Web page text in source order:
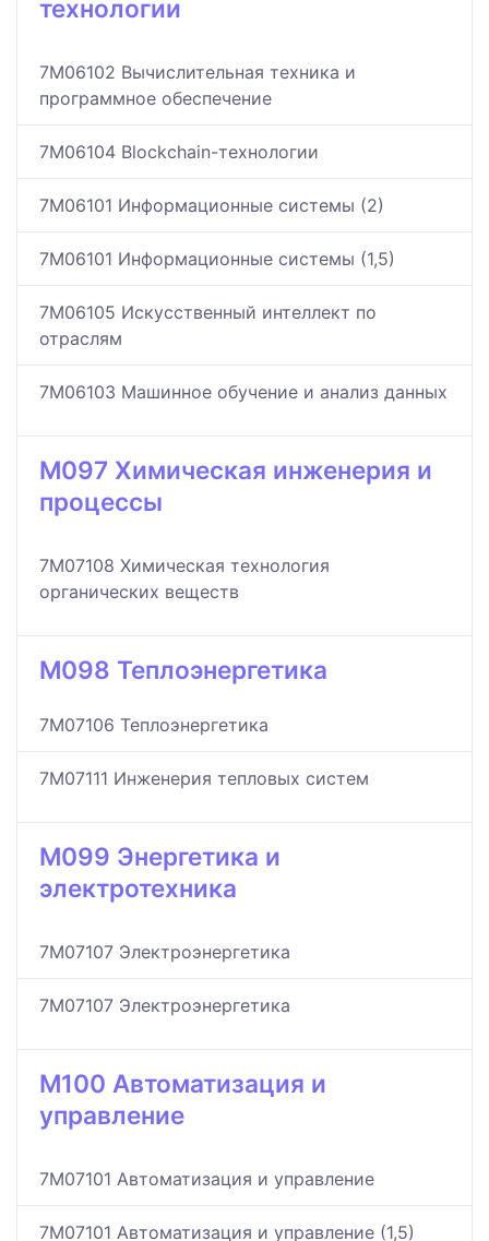
технологии
7M06102 Вычислительная техника и
программное обеспечение
7M06104 Blockchain-технологии
7M06101 Информационные системы (2)
7M06101 Информационные системы (1,5)
7M06105 Искусственный интеллект по
отраслям
7M06103 Машинное обучение и анализ данных
M097 Химическая инженерия и
процессы
7M07108 Химическая технология
органических веществ
M098 Теплоэнергетика
7M07106 Теплоэнергетика
7M07111 Инженерия тепловых систем
M099 Энергетика и
электротехника
7M07107 Электроэнергетика
7M07107 Электроэнергетика
M100 Автоматизация и
управление
7M07101 Автоматизация и управление
7M07101 Автоматизация и управление (1,5)